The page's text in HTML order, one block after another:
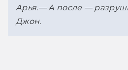
Арья.— А после —
Джон.